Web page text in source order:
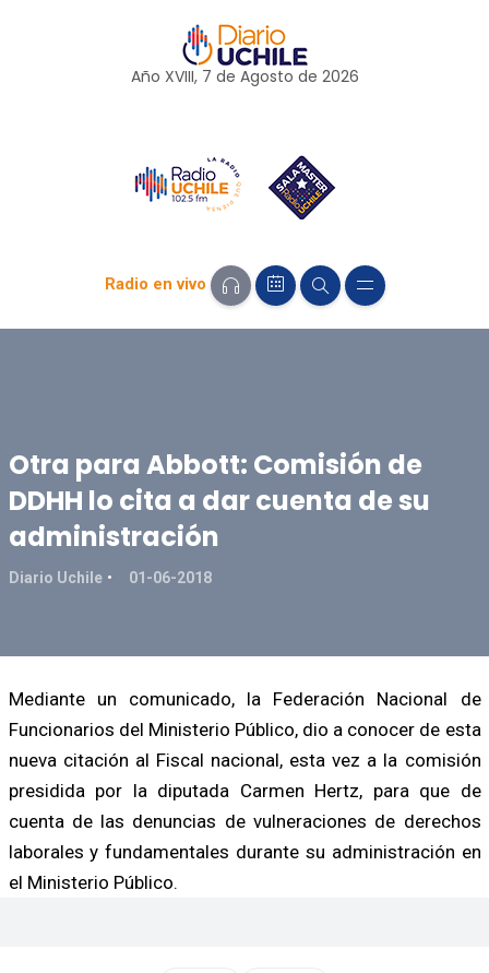
Año XVIII, 7 de Agosto de 2026
Radio en vivo
Otra para Abbott: Comisión de
DDHH lo cita a dar cuenta de su
administración
Diario Uchile 01-06-2018
Mediante un comunicado, la Federación Nacional de
Funcionarios del Ministerio Público, dio a conocer de esta
nueva citación al Fiscal nacional, esta vez a la comisión
presidida por la diputada Carmen Hertz, para que de
cuenta de las denuncias de vulneraciones de derechos
laborales y fundamentales durante su administración en
el Ministerio Público.